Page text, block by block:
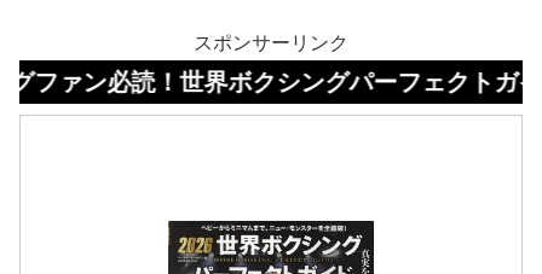
スポンサーリンク
読！世界ボクシングパーフェクトガイドはコチ